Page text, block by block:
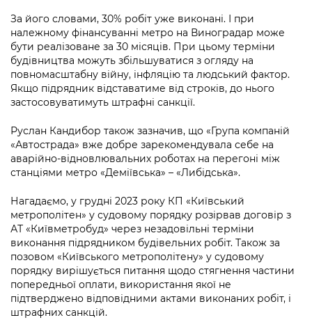
Річні звіти
Гендерна політика
Безбар'єрність
Київська міська військова адміністрація
Безбар'єрність
Портал послуг
Міський застосунок Київ Цифровий
Важливе під час воєнного стану
Важливе під час воєнного стану
Портал даних Києва
Публічні дашборди
За його словами, 30% робіт уже виконані. І при
належному фінансуванні метро на Виноградар може
бути реалізоване за 30 місяців. При цьому терміни
будівництва можуть збільшуватися з огляду на
повномасштабну війну, інфляцію та людський фактор.
Якщо підрядник відставатиме від строків, до нього
застосовуватимуть штрафні санкції.
Руслан Кандибор також зазначив, що «Група компаній
«Автострада» вже добре зарекомендувала себе на
аварійно-відновлювальних роботах на перегоні між
станціями метро «Деміївська» – «Либідська».
Нагадаємо, у грудні 2023 року КП «Київський
метрополітен» у судовому порядку розірвав договір з
АТ «Київметробуд» через незадовільні терміни
виконання підрядником будівельних робіт. Також за
позовом «Київського метрополітену» у судовому
порядку вирішується питання щодо стягнення частини
попередньої оплати, використання якої не
підтверджено відповідними актами виконаних робіт, і
штрафних санкцій.